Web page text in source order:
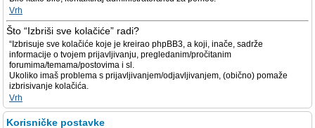
Vrh
Što “Izbriši sve kolačiće” radi?
“Izbrisuje sve kolačiće koje je kreirao phpBB3, a koji, inače, sadrže
informacije o tvojem prijavljivanju, pregledanim/pročitanim
forumima/temama/postovima i sl.
Ukoliko imaš problema s prijavljivanjem/odjavljivanjem, (obično) pomaže
izbrisivanje kolačića.
Vrh
Korisničke postavke